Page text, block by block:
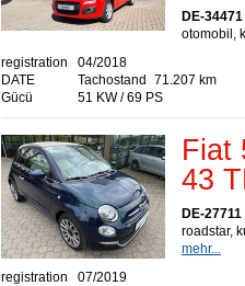
DE-
otomobil,
registration
DATE
04/2018
Tachostand
71.207 km
Gücü
51 KW / 69 PS
Fiat
43
DE-
roadstar,
mehr...
registration
07/2019